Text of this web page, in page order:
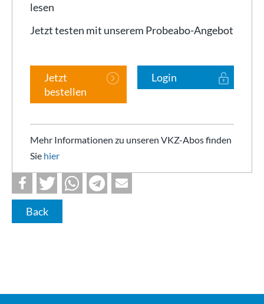
lesen
Jetzt testen mit unserem Probeabo-Angebot
Jetzt
bestellen
Login
Mehr Informationen zu unseren VKZ-Abos finden
Sie hier
Back